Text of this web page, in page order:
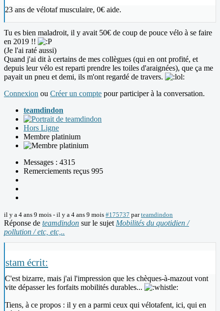
23 ans de vélotaf musculaire, 0€ aide.
Tu es bien maladroit, il y avait 50€ de coup de pouce vélo à se faire
en 2019 !!
(Je l'ai raté aussi)
Quand j'ai dit à certains de mes collègues (qui en ont profité, et
depuis leur vélo est reparti prendre les toiles d'araignées), que ça me
payait un pneu et demi, ils m'ont regardé de travers.
Connexion ou Créer un compte pour participer à la conversation.
teamdindon
Hors Ligne
Membre platinium
Messages : 4315
Remerciements reçus 995
il y a 4 ans 9 mois - il y a 4 ans 9 mois #175737 parteamdindon
Réponse de teamdindon sur le sujet Mobilités du quotidien /
pollution / etc, etc,..
stam écrit:
C'est bizarre, mais j'ai l'impression que les chèques-à-mazout vont
vite dépasser les forfaits mobilités durables...
Tiens, à ce propos : il y en a parmi ceux qui vélotafent, ici, qui en